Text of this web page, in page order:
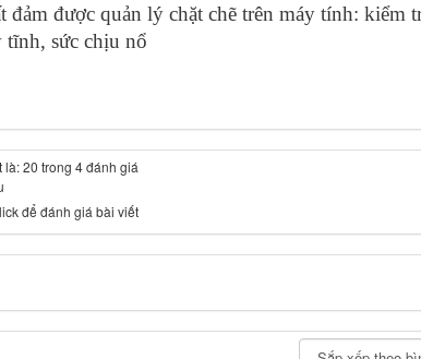
đảm được quản lý chặt chẽ trên máy tính: kiểm
tĩnh, sức chịu nổ
20 trong 4 đánh giá
để đánh giá bài viết